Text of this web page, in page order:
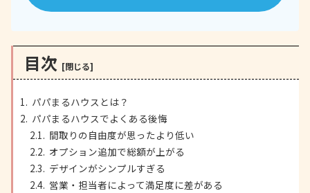
目次
パパまるハウスとは？
パパまるハウスでよくある後悔
間取りの自由度が思ったより低い
オプション追加で総額が上がる
デザインがシンプルすぎる
営業・担当者によって満足度に差がある